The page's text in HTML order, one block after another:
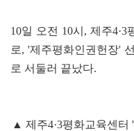
10일 오전 10시, 제주
로, '제주평화인권헌장'
로 서둘러 끝났다.
▲ 제주4·3평화교육센터